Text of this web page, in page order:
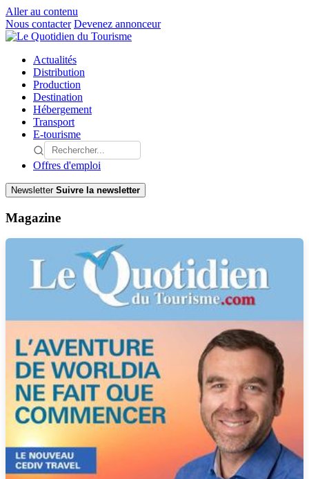
Aller au contenu
Nous contacter Devenez annonceur
Actualités
Distribution
Production
Destination
Hébergement
Transport
E-tourisme
Offres d'emploi
Newsletter Suivre la newsletter
Magazine